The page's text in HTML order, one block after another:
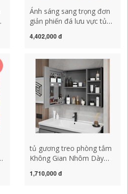
Ánh sáng sang trọng đơn
giản phiến đá lưu vực tủ
nhà vệ sinh chậu rửa kết
lavabo tủ gương phòng
tắm caesar
4,402,000 đ
tủ gương treo phòng tắm
Không Gian Nhôm Dày
Làm Đẹp Thông Minh
1,710,000 đ